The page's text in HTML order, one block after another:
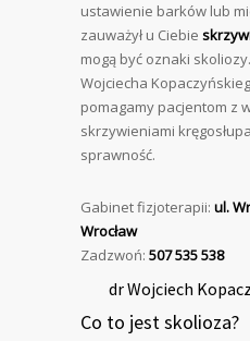
ustawienie barków lub
zauważył u Ciebie
mogą być oznaki
Wojciecha
pomagamy pacjentom z
skrzywieniami
sprawność.
Gabinet fizjoterapii: ul.
Wrocław
Zadzwoń: 507 535 538
dr Wojciech
Co to jest skolioza?